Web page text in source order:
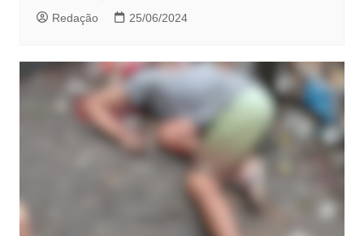
Redação 25/06/2024